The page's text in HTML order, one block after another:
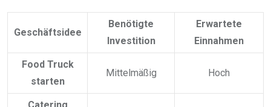
Geschäftsidee
Benötigte
Investition
Erwartete
Einnahmen
Food Truck
starten
Mittelmäßig Hoch
Catering